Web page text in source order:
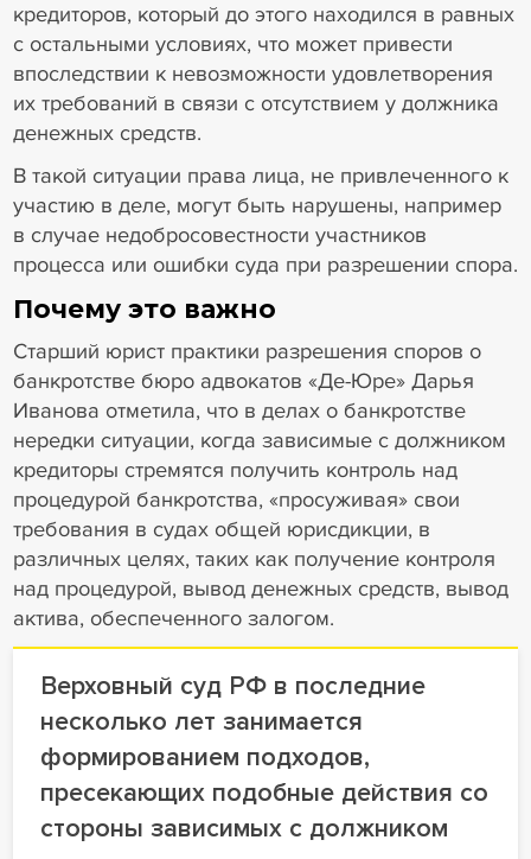
кредиторов, который до этого находился в равных
с остальными условиях, что может привести
впоследствии к невозможности удовлетворения
их требований в связи с отсутствием у должника
денежных средств.
В такой ситуации права лица, не привлеченного к
участию в деле, могут быть нарушены, например
в случае недобросовестности участников
процесса или ошибки суда при разрешении спора.
Почему это важно
Старший юрист практики разрешения споров о
банкротстве бюро адвокатов «Де-Юре» Дарья
Иванова отметила, что в делах о банкротстве
нередки ситуации, когда зависимые с должником
кредиторы стремятся получить контроль над
процедурой банкротства, «просуживая» свои
требования в судах общей юрисдикции, в
различных целях, таких как получение контроля
над процедурой, вывод денежных средств, вывод
актива, обеспеченного залогом.
Верховный суд РФ в последние
несколько лет занимается
формированием подходов,
пресекающих подобные действия со
стороны зависимых с должником